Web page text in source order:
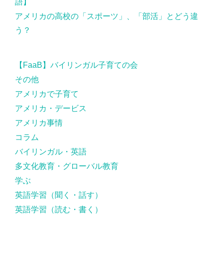
アメリカの高校の「スポーツ」、「部活」とどう違
う？
【FaaB】バイリンガル子育ての会
その他
アメリカで子育て
アメリカ・デービス
アメリカ事情
コラム
バイリンガル・英語
多文化教育・グローバル教育
学ぶ
英語学習（聞く・話す）
英語学習（読む・書く）